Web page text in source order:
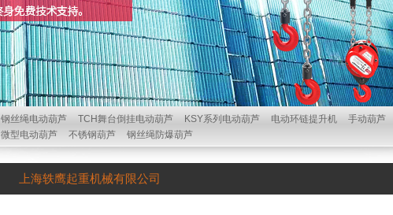
钢丝绳电动葫芦 TCH舞台倒挂电动葫芦 KSY系列电动葫芦 电动环链提升机 手动葫芦
微型电动葫芦 不锈钢葫芦 钢丝绳防爆葫芦
上海轶鹰起重机械有限公司